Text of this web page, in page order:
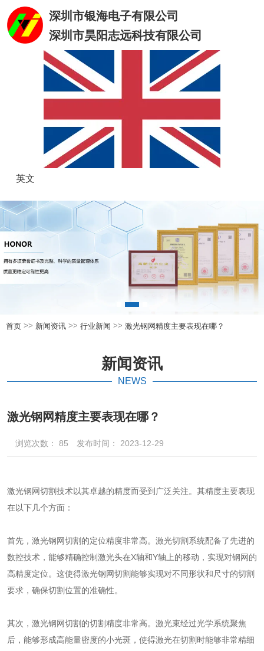
深圳市银海电子有限公司
深圳市昊阳志远科技有限公司
英文
首页 >> 新闻资讯 >> 行业新闻 >> 激光钢网精度主要表现在哪？
新闻资讯
NEWS
激光钢网精度主要表现在哪？
浏览次数： 85 发布时间： 2023-12-29
激光钢网切割技术以其卓越的精度而受到广泛关注。其精度主要表现
在以下几个方面：
首先，激光钢网切割的定位精度非常高。激光切割系统配备了先进的
数控技术，能够精确控制激光头在X轴和Y轴上的移动，实现对钢网的
高精度定位。这使得激光钢网切割能够实现对不同形状和尺寸的切割
要求，确保切割位置的准确性。
其次，激光钢网切割的切割精度非常高。激光束经过光学系统聚焦
后，能够形成高能量密度的小光斑，使得激光在切割时能够非常精细